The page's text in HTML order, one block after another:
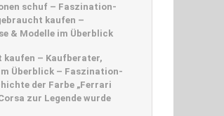
schuf – Faszination-
kaufen –
& Modelle im Überblick
– Kaufberater,
Überblick – Faszination-
der Farbe „Ferrari
zur Legende wurde